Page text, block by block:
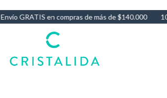
10% OFF por Transferencia - 3 Cuotas